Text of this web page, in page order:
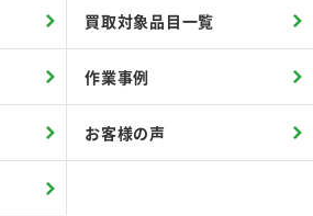
買取対象品目一覧
作業事例
お客様の声